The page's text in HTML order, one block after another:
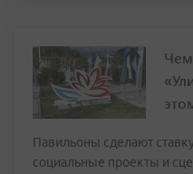
Павильоны сделают
социальные проекты и